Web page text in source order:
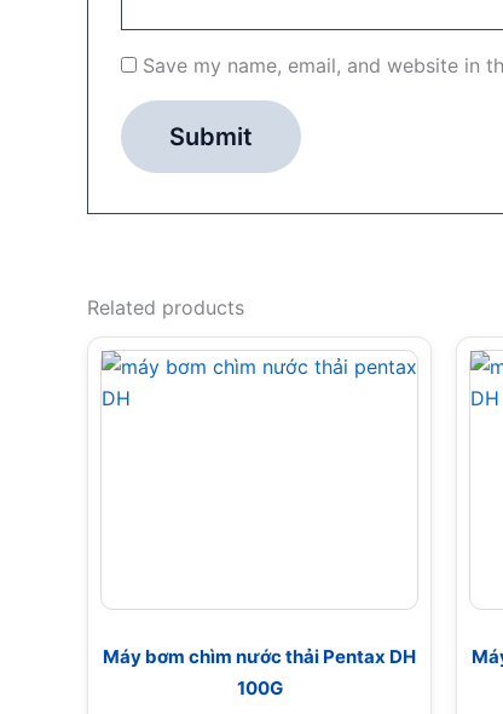
Save my name, email, and website in
Related products
Máy bơm chìm nước thải Pentax DH
100G